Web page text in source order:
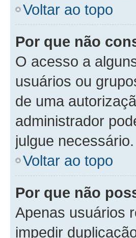
Voltar ao topo
Por que não
O acesso a
usuários ou
de uma
administrador
julgue necessário.
Voltar ao topo
Por que não
Apenas usuários
impedir